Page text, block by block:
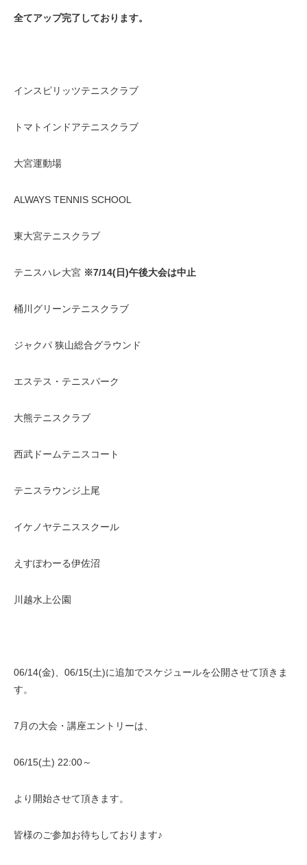
全てアップ完了しております。
インスピリッツテニスクラブ
トマトインドアテニスクラブ
大宮運動場
ALWAYS TENNIS SCHOOL
東大宮テニスクラブ
テニスハレ大宮 ※7/14(日)午後大会は中止
桶川グリーンテニスクラブ
ジャクパ 狭山総合グラウンド
エステス・テニスパーク
大熊テニスクラブ
西武ドームテニスコート
テニスラウンジ上尾
イケノヤテニススクール
えすぽわーる伊佐沼
川越水上公園
06/14(金)、06/15(土)に追加でスケジュールを公開させて頂きま
す。
7月の大会・講座エントリーは、
06/15(土) 22:00～
より開始させて頂きます。
皆様のご参加お待ちしております♪